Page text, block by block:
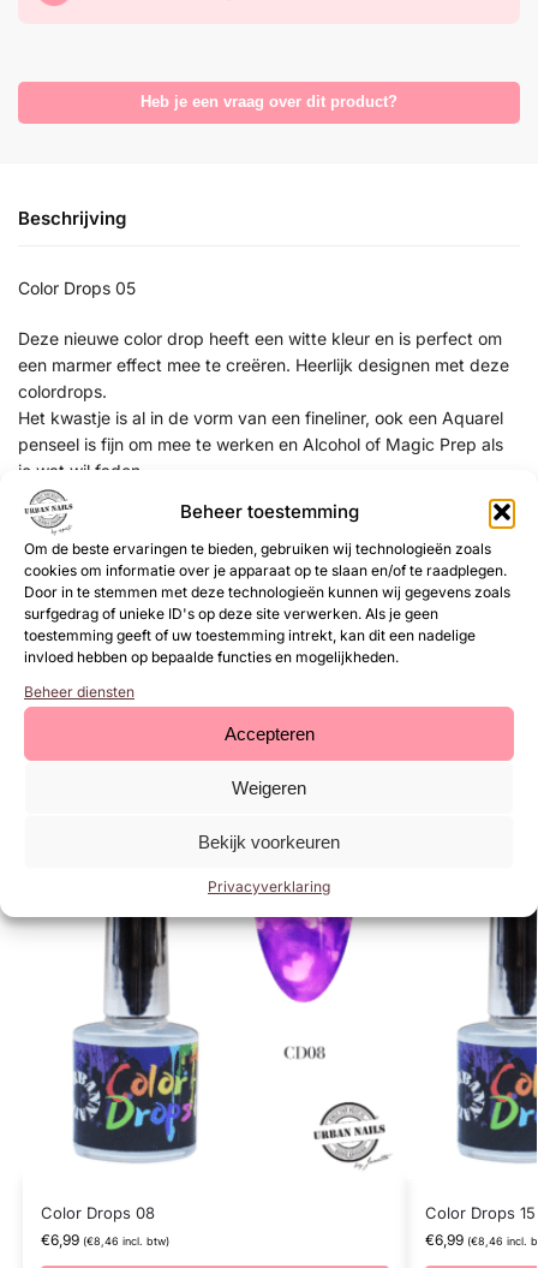
Beheer toestemming
Om de beste ervaringen te bieden, gebruiken wij technologieën zoals
cookies om informatie over je apparaat op te slaan en/of te raadplegen.
Door in te stemmen met deze technologieën kunnen wij gegevens zoals
surfgedrag of unieke ID's op deze site verwerken. Als je geen
toestemming geeft of uw toestemming intrekt, kan dit een nadelige
invloed hebben op bepaalde functies en mogelijkheden.
Beheer diensten
Accepteren
Weigeren
Bekijk voorkeuren
Privacyverklaring
Heb je een vraag over dit product?
Beschrijving
Color Drops 05
Deze nieuwe color drop heeft een witte kleur en is perfect om
een marmer effect mee te creëren. Heerlijk designen met deze
colordrops.
Het kwastje is al in de vorm van een fineliner, ook een Aquarel
penseel is fijn om mee te werken en Alcohol of Magic Prep als
je wat wil faden.
EAN: 8719564038009
SKU: 68000187
Categorie: Colordrops
Gerelateerde
producten
Color Drops 08
€6,99 (€8,46 incl. btw)
Color Drops 15
€6,99 (€8,46 incl.